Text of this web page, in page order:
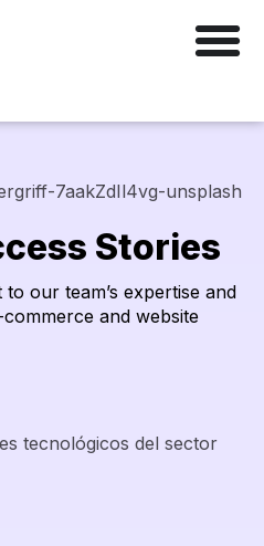
Stories
our team’s expertise and
and website
tecnológicos del sector